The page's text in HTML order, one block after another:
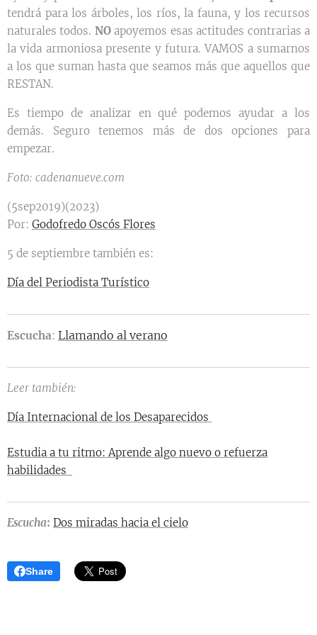
tendrá para los árboles, los ríos, la fauna, y los recursos
naturales todos. NOapoyemos esas actitudes contrarias a
la vida armoniosa presente y futura. VAMOS a sumarnos
a los que suman hasta que seamos más que aquellos que
RESTAN.
Es tiempo de analizar en qué podemos ayudar a los
demás. Seguro tenemos más de dos opciones para
empezar.
Foto: cadenanueve.com
(5sep2019)(2023)
Por: Godofredo Oscós Flores
5 de septiembre también es:
Día del Periodista Turístico
Escucha: Llamando al verano
Leer también:
Día Internacional de los Desaparecidos
Estudia a tu ritmo: Aprende algo nuevo o refuerza
habilidades
Escucha: Dos miradas hacia el cielo
Share